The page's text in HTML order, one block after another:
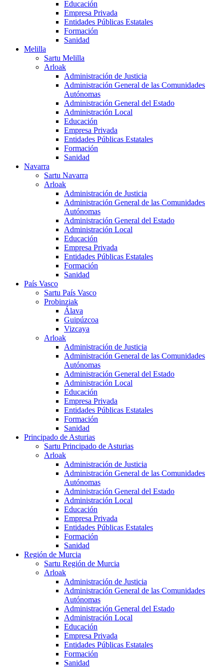
Educación
Empresa Privada
Entidades Públicas Estatales
Formación
Sanidad
Melilla
Sartu Melilla
Arloak
Administración de Justicia
Administración General de las Comunidades
Autónomas
Administración General del Estado
Administración Local
Educación
Empresa Privada
Entidades Públicas Estatales
Formación
Sanidad
Navarra
Sartu Navarra
Arloak
Administración de Justicia
Administración General de las Comunidades
Autónomas
Administración General del Estado
Administración Local
Educación
Empresa Privada
Entidades Públicas Estatales
Formación
Sanidad
País Vasco
Sartu País Vasco
Probinziak
Álava
Guipúzcoa
Vizcaya
Arloak
Administración de Justicia
Administración General de las Comunidades
Autónomas
Administración General del Estado
Administración Local
Educación
Empresa Privada
Entidades Públicas Estatales
Formación
Sanidad
Principado de Asturias
Sartu Principado de Asturias
Arloak
Administración de Justicia
Administración General de las Comunidades
Autónomas
Administración General del Estado
Administración Local
Educación
Empresa Privada
Entidades Públicas Estatales
Formación
Sanidad
Región de Murcia
Sartu Región de Murcia
Arloak
Administración de Justicia
Administración General de las Comunidades
Autónomas
Administración General del Estado
Administración Local
Educación
Empresa Privada
Entidades Públicas Estatales
Formación
Sanidad